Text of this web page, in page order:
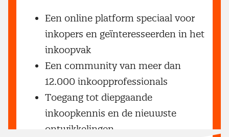
Een online platform speciaal voor
inkopers en geïnteresseerden in het
inkoopvak
Een community van meer dan
12.000 inkoopprofessionals
Toegang tot diepgaande
inkoopkennis en de nieuwste
ontwikkelingen